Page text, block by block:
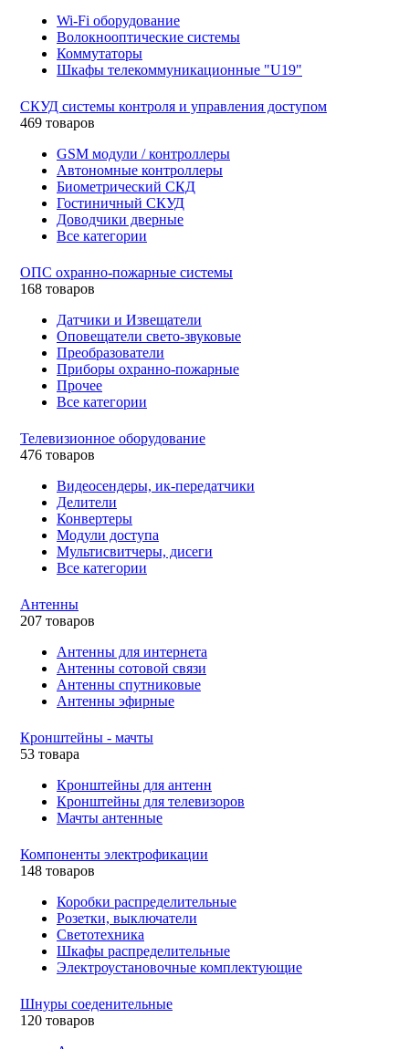
Wi-Fi оборудование
Волокнооптические системы
Коммутаторы
Шкафы телекоммуникационные "U19"
СКУД системы контроля и управления доступом
469 товаров
GSM модули / контроллеры
Автономные контроллеры
Биометрический СКД
Гостиничный СКУД
Доводчики дверные
Все категории
ОПС охранно-пожарные системы
168 товаров
Датчики и Извещатели
Оповещатели свето-звуковые
Преобразователи
Приборы охранно-пожарные
Прочее
Все категории
Телевизионное оборудование
476 товаров
Видеосендеры, ик-передатчики
Делители
Конвертеры
Модули доступа
Мультисвитчеры, дисеги
Все категории
Антенны
207 товаров
Антенны для интернета
Антенны сотовой связи
Антенны спутниковые
Антенны эфирные
Кронштейны - мачты
53 товара
Кронштейны для антенн
Кронштейны для телевизоров
Мачты антенные
Компоненты электрофикации
148 товаров
Коробки распределительные
Розетки, выключатели
Светотехника
Шкафы распределительные
Электроустановочные комплектующие
Шнуры соеденительные
120 товаров